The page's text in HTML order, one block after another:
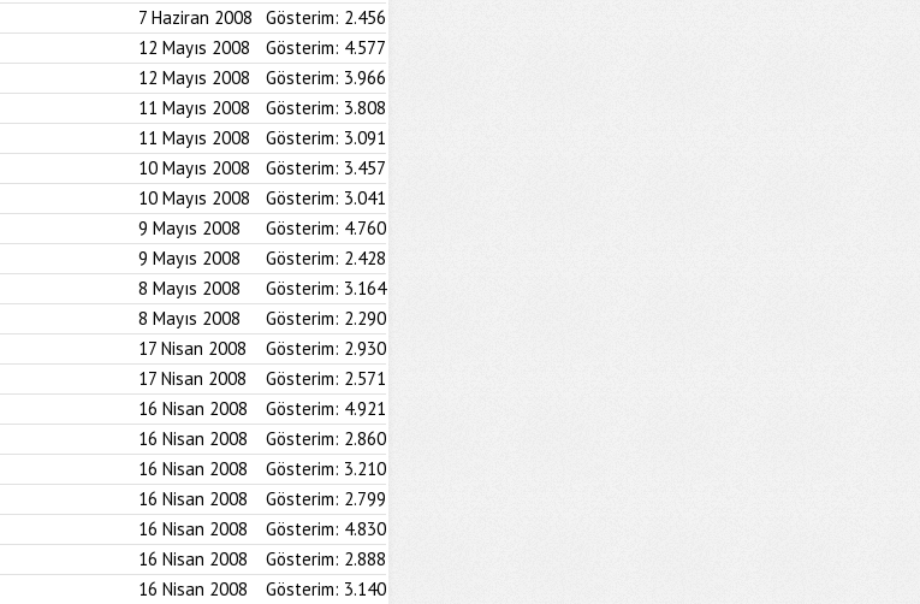
7 Haziran 2008 Gösterim: 2.456
12 Mayıs 2008 Gösterim: 4.577
12 Mayıs 2008 Gösterim: 3.966
11 Mayıs 2008 Gösterim: 3.808
11 Mayıs 2008 Gösterim: 3.091
10 Mayıs 2008 Gösterim: 3.457
10 Mayıs 2008 Gösterim: 3.041
9 Mayıs 2008 Gösterim: 4.760
9 Mayıs 2008 Gösterim: 2.428
8 Mayıs 2008 Gösterim: 3.164
8 Mayıs 2008 Gösterim: 2.290
17 Nisan 2008 Gösterim: 2.930
17 Nisan 2008 Gösterim: 2.571
16 Nisan 2008 Gösterim: 4.921
16 Nisan 2008 Gösterim: 2.860
16 Nisan 2008 Gösterim: 3.210
16 Nisan 2008 Gösterim: 2.799
16 Nisan 2008 Gösterim: 4.830
16 Nisan 2008 Gösterim: 2.888
16 Nisan 2008 Gösterim: 3.140